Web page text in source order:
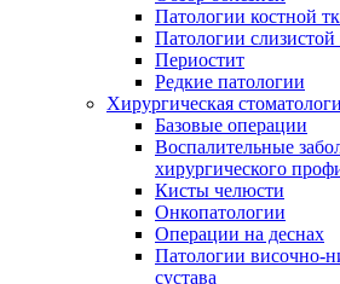
Патологии костной
Патологии слизистой
Периостит
Редкие патологии
Хирургическая
Базовые операции
Воспалительные
хирургического
Кисты челюсти
Онкопатологии
Операции на деснах
Патологии височно-
сустава